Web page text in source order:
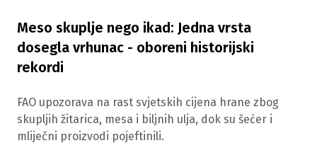
Meso skuplje nego ikad: Jedna vrsta
dosegla vrhunac - oboreni historijski
rekordi
FAO upozorava na rast svjetskih cijena hrane zbog
skupljih žitarica, mesa i biljnih ulja, dok su šećer i
mliječni proizvodi pojeftinili.